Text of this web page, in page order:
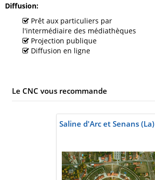
Diffusion
Prêt aux particuliers par
l'intermédiaire des médiathèques
Projection publique
Diffusion en ligne
Le CNC vous recommande
Saline d'Arc et Senans (La)